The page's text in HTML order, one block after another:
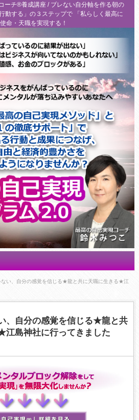
ーチ®養成講座 / ブレない自分軸を作る朝の
する」の３ステップで 「私らしく最高に
命・天職を実現する！
ない、自分の感覚を信じる★龍と共に天職に生きる★江
、自分の感覚を信じる★龍と共
江島神社に行ってきました